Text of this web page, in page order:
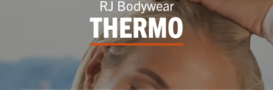
RJ Bodywear
THERMO